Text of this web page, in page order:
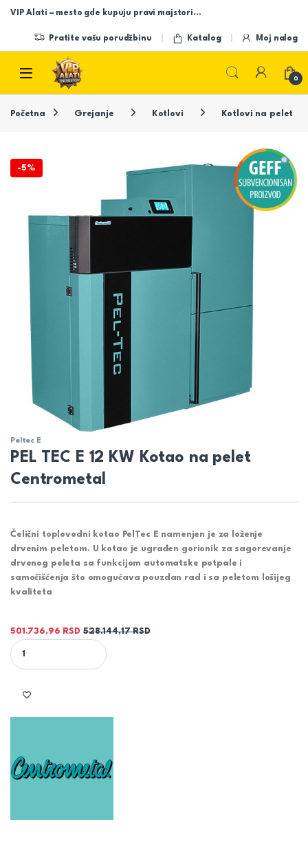
Skip to navigation
Skip to content
VIP Alati – mesto gde kupuju pravi majstori…
Pratite vašu porudžbinu Katalog Moj nalog
Open
0
Početna Grejanje Kotlovi Kotlovi na pelet
-5%
Peltec E
PEL TEC E 12 KW Kotao na pelet
Centrometal
Čelični toplovodni kotao PelTec E namenjen je za loženje
drvenim peletom. U kotao je ugrađen gorionik za sagorevanje
drvenog peleta sa funkcijom automatske potpale i
samočišćenja što omogućava pouzdan rad i sa peletom lošijeg
kvaliteta
501.736,96 RSD 528.144,17RSD
PEL TEC E 12 KW Kotao na pelet Centrometal quantity